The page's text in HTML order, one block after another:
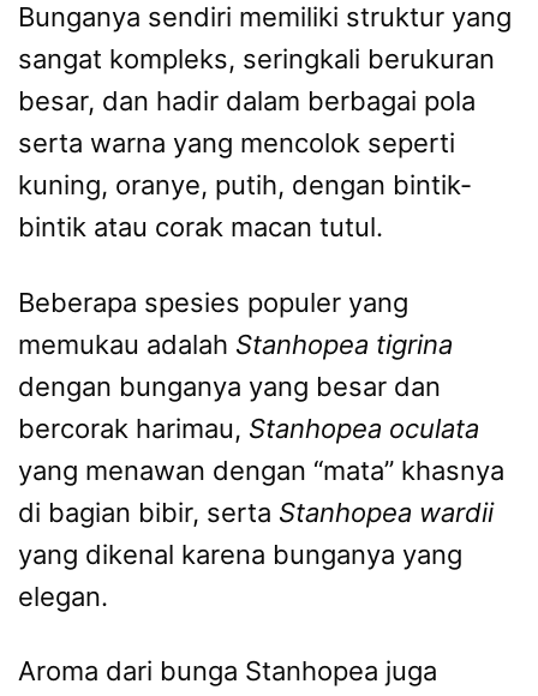
Bunganya sendiri memiliki struktur yang
sangat kompleks, seringkali berukuran
besar, dan hadir dalam berbagai pola
serta warna yang mencolok seperti
kuning, oranye, putih, dengan bintik-
bintik atau corak macan tutul.
Beberapa spesies populer yang
memukau adalah Stanhopea tigrina
dengan bunganya yang besar dan
bercorak harimau, Stanhopea oculata
yang menawan dengan “mata” khasnya
di bagian bibir, serta Stanhopea wardii
yang dikenal karena bunganya yang
elegan.
Aroma dari bunga Stanhopea juga